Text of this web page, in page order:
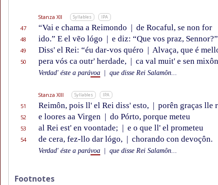
Stanza XII Syllables IPA
47 “Vai e chama a Reimondo | de Rocaful, se non for
48 ido.” E el vẽo lógo | e diz: “Que vos praz, Sennor?”
49 Diss' el Rei: “éu dar-vos quéro | Alvaça, que é
50 pera vós ca outr' herdade, | ca val muit' e sen
Verdad' éste a parávoa que disse Rei Salamôn...
Stanza XIII Syllables IPA
51 Reimôn, pois ll' el Rei diss' esto, | porên graças lle
52 e loores aa Virgen | do Pórto, porque meteu
53 al Rei est' en voontade; | e o que ll' el prometeu
54 de cera, fez-llo dar lógo, | chorando con devoçôn.
Verdad' éste a parávoa que disse Rei Salamôn...
Footnotes